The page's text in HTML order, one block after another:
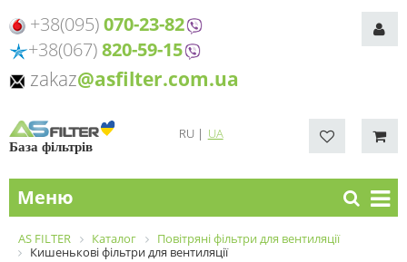
+38(095)070-23-82
+38(067)820-59-15
zakaz@asfilter.com.ua
База фільтрів
RU | UA
Меню
AS FILTER Каталог
Повітряні фільтри для вентиляції
Кишенькові фільтри для вентиляції